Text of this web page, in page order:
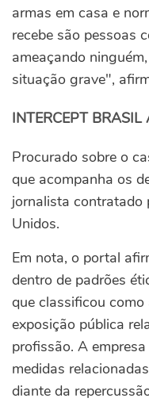
armas em casa e
recebe são pessoas
ameaçando
situação grave",
INTERCEPT
Procurado sobre o
que acompanha os
jornalista contratado
Unidos.
Em nota, o portal
dentro de padrões
que classificou
exposição pública
profissão. A
medidas
diante da